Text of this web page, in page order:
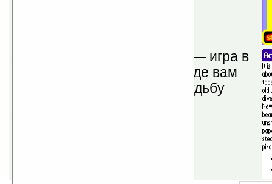
Centauri v1.0
(бесплатная) — игра в
виде интерактивной книги, где вам
предстоит самим решать судьбу
главных героев.
Скачать